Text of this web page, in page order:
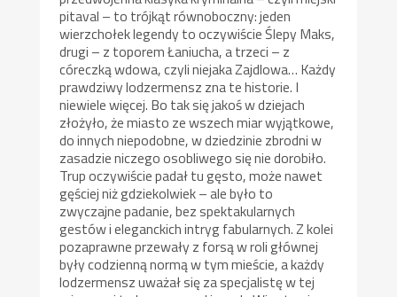
pitaval – to trójkąt równoboczny: jeden
wierzchołek legendy to oczywiście Ślepy Maks,
drugi – z toporem Łaniucha, a trzeci – z
córeczką wdowa, czyli niejaka Zajdlowa… Każdy
prawdziwy lodzermensz zna te historie. I
niewiele więcej. Bo tak się jakoś w dziejach
złożyło, że miasto ze wszech miar wyjątkowe,
do innych niepodobne, w dziedzinie zbrodni w
zasadzie niczego osobliwego się nie dorobiło.
Trup oczywiście padał tu gęsto, może nawet
gęściej niż gdziekolwiek – ale było to
zwyczajne padanie, bez spektakularnych
gestów i eleganckich intryg fabularnych. Z kolei
pozaprawne przewały z forsą w roli głównej
były codzienną normą w tym mieście, a każdy
lodzermensz uważał się za specjalistę w tej